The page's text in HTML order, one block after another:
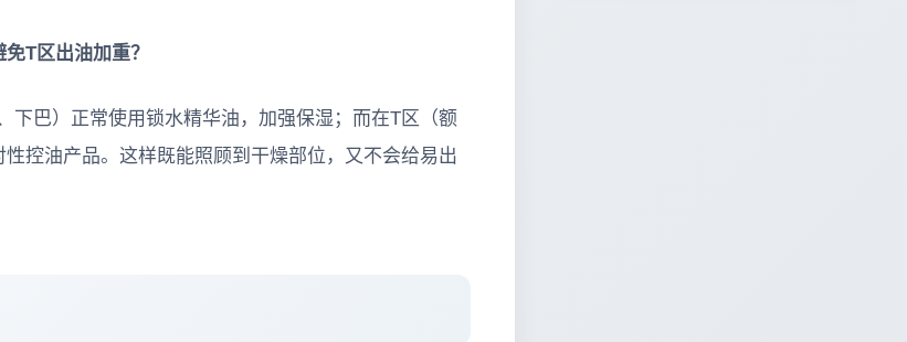
T区出油加重？
下巴）正常使用锁水精华油，加强保湿；而在T区（额
控油产品。这样既能照顾到干燥部位，又不会给易出